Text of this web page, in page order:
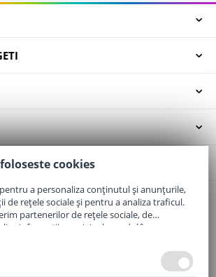
Nr. 20, Oradea, Jud. Bihor
cookies
a personaliza conținutul și anunțurile,
de rețele sociale și pentru a analiza traficul.
partenerilor de rețele sociale, de
informații cu privire la modul în care
Aceștia le pot combina cu alte informații